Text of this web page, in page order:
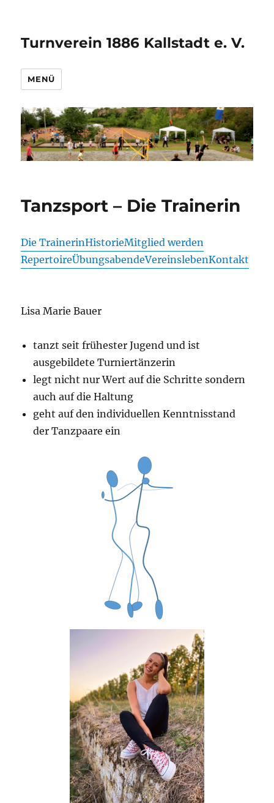
Turnverein 1886 Kallstadt e. V.
MENÜ
Tanzsport – Die Trainerin
Die TrainerinHistorieMitglied werden
RepertoireÜbungsabendeVereinslebenKontakt
Lisa Marie Bauer
tanzt seit frühester Jugend und ist
ausgebildete Turniertänzerin
legt nicht nur Wert auf die Schritte sondern
auch auf die Haltung
geht auf den individuellen Kenntnisstand
der Tanzpaare ein